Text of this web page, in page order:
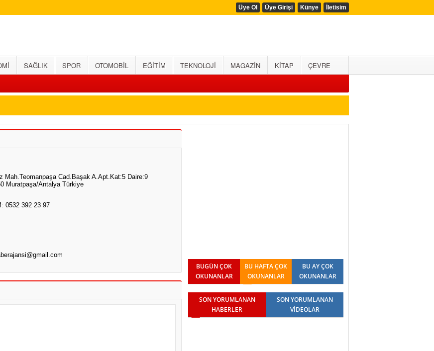
Üye Ol Üye Girişi Künye İletisim
SAĞLIK SPOR OTOMOBİL EĞİTİM TEKNOLOJİ MAGAZİN KİTAP
ÇEVRE
Mah.Teomanpaşa Cad.Başak A.Apt.Kat:5 Daire:9
Muratpaşa/Antalya Türkiye
0532 392 23 97
BUGÜN ÇOK
OKUNANLAR
BU HAFTA ÇOK
OKUNANLAR
BU AY ÇOK
OKUNANLAR
SON YORUMLANAN
HABERLER
SON YORUMLANAN
VİDEOLAR